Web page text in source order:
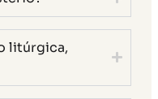
litúrgica,